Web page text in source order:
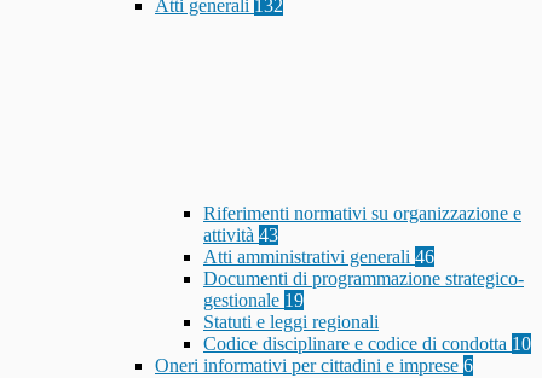
Atti generali 132
Riferimenti normativi su organizzazione e
attività 43
Atti amministrativi generali 46
Documenti di programmazione strategico-
gestionale 19
Statuti e leggi regionali
Codice disciplinare e codice di condotta 10
Oneri informativi per cittadini e imprese 6